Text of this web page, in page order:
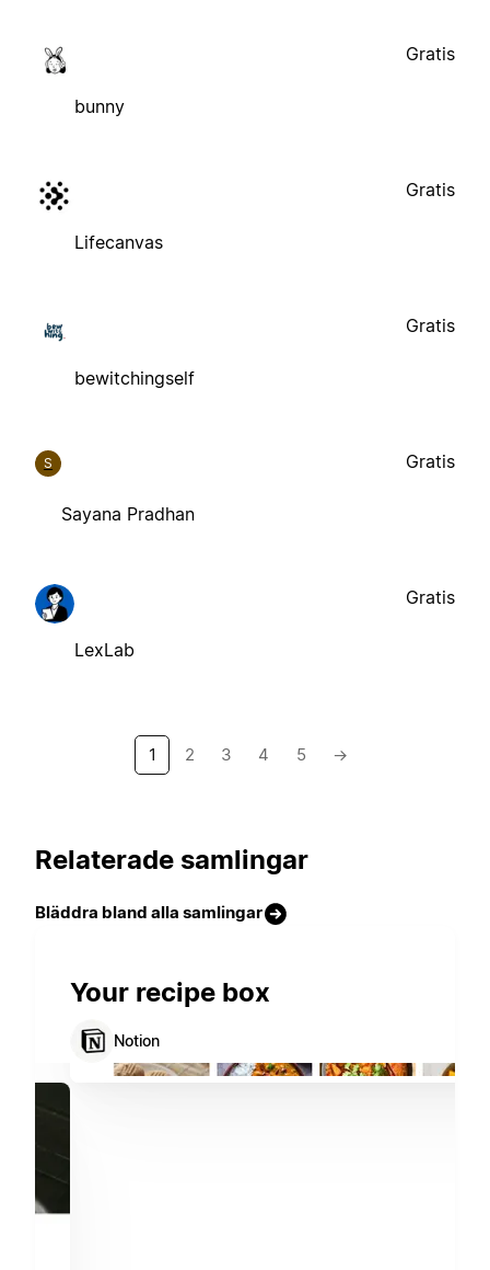
bunny
Gratis
Lifecanvas
Gratis
bewitchingself
Gratis
S
Sayana Pradhan
Gratis
LexLab
Gratis
1 2 3 4 5 →
Relaterade samlingar
Bläddra bland alla samlingar
Your recipe box
Notion